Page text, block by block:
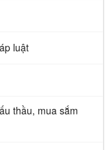
luật
thầu, mua sắm